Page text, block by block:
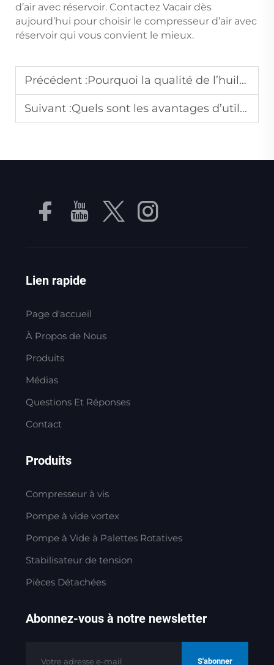
d’air avec réservoir. Contactez Vacair dès
aujourd’hui pour choisir le compresseur d’air avec
réservoir qui vous convient le mieux.
Précédent :Pourquoi la qualité de l’huile est-elle critique pour le fonctionnement des compresseurs d’air à vis injectés d’huile ?
Suivant :Quels sont les avantages d’utiliser un compresseur d’air équipé d’un sécheur intégré ?
Lien rapide
Page d'accueil
À Propos de Nous
Produits
Médias
Questions Et Réponses
Contact
Produits
Compresseur à vis
Pompe à vide vortex
Pompe à Vide à Palettes Rotatives
Stabilisateur de tension
Pièces Détachées
Abonnez-vous à notre newsletter
S'abonner